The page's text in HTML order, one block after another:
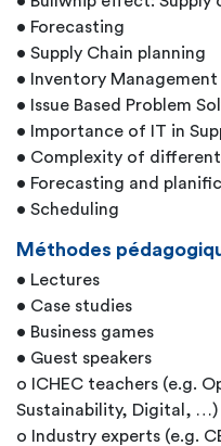
• Forecasting
• Supply Chain planning
• Inventory Management
• Issue Based Problem
• Importance of IT in
• Complexity of different
• Forecasting and
• Scheduling
Méthodes
• Lectures
• Case studies
• Business games
• Guest speakers
o ICHEC teachers (e.g.
Sustainability, Digital, …)
o Industry experts (e.g.